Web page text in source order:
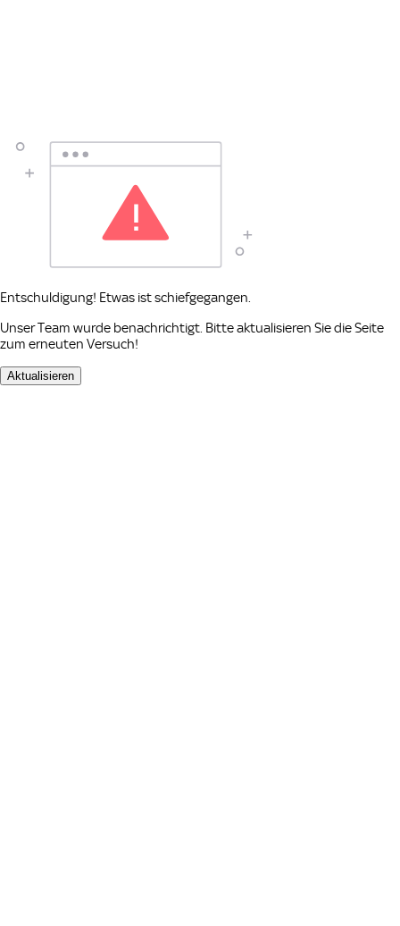
Entschuldigung! Etwas ist schiefgegangen.
Unser Team wurde benachrichtigt. Bitte aktualisieren Sie die Seite
zum erneuten Versuch!
Aktualisieren